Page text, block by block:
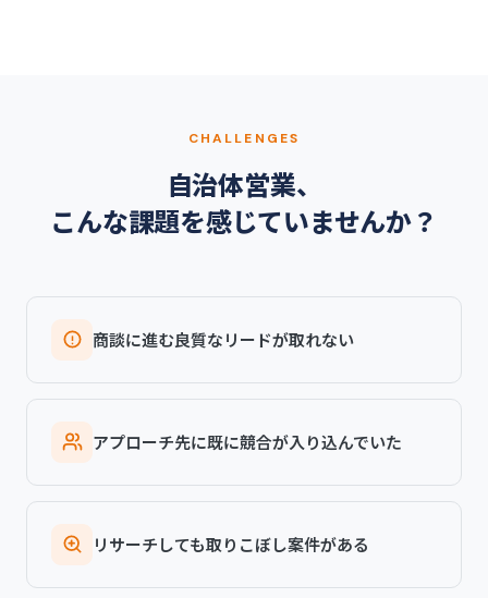
CHALLENGES
自治体営業、
こんな課題を感じていませんか？
商談に進む良質なリードが取れない
アプローチ先に既に競合が入り込んでいた
リサーチしても取りこぼし案件がある